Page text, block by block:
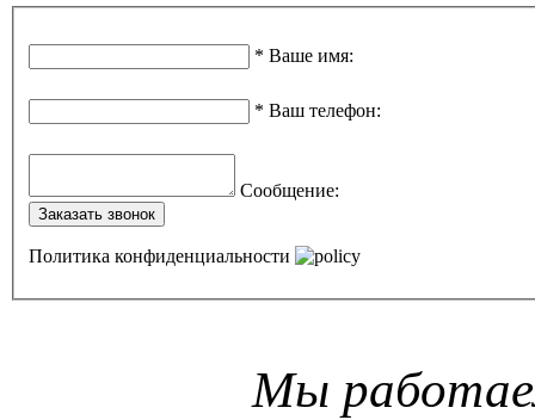
* Ваше имя:
* Ваш телефон:
Сообщение:
Заказать звонок
Политика конфиденциальности
Мы